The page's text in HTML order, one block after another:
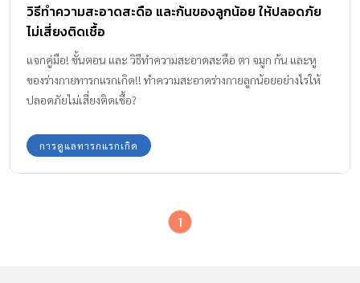
วิธีทำความสะอาดสะดือ และก้นของลูกน้อย ให้ปลอดภัย
ไม่เสี่ยงติดเชื้อ
แจกคู่มือ! ขั้นตอน และ วิธีทำความสะอาดสะดือ ตา จมูก ก้น และหู
ของร่างกายทารกแรกเกิด!! ทำความสะอาดร่างกายลูกน้อยอย่างไรให้
ปลอดภัยไม่เสี่ยงติดเชื้อ?
การดูแลทารกแรกเกิด
1